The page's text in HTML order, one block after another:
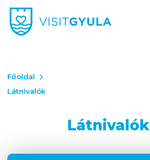
Főoldal
Látnivalók
Látnivalók